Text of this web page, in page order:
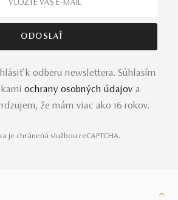
k odberu newslettera. Súhlasím
ochrany osobných údajov a
že mám viac ako 16 rokov.
je chránená službou reCAPTCHA.